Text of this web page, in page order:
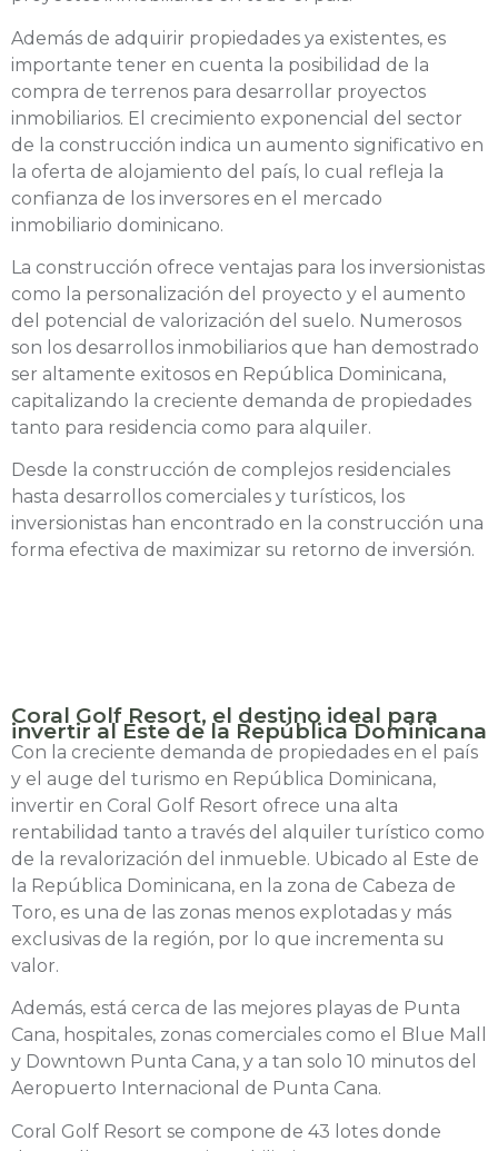
Además de adquirir propiedades ya existentes, es
importante tener en cuenta la posibilidad de la
compra de terrenos para desarrollar proyectos
inmobiliarios. El crecimiento exponencial del sector
de la construcción indica un aumento significativo en
la oferta de alojamiento del país, lo cual refleja la
confianza de los inversores en el mercado
inmobiliario dominicano.
La construcción ofrece ventajas para los inversionistas
como la personalización del proyecto y el aumento
del potencial de valorización del suelo. Numerosos
son los desarrollos inmobiliarios que han demostrado
ser altamente exitosos en República Dominicana,
capitalizando la creciente demanda de propiedades
tanto para residencia como para alquiler.
Desde la construcción de complejos residenciales
hasta desarrollos comerciales y turísticos, los
inversionistas han encontrado en la construcción una
forma efectiva de maximizar su retorno de inversión.
Coral Golf Resort, el destino ideal para
invertir al Este de la República Dominicana
Con la creciente demanda de propiedades en el país
y el auge del turismo en República Dominicana,
invertir en Coral Golf Resort ofrece una alta
rentabilidad tanto a través del alquiler turístico como
de la revalorización del inmueble. Ubicado al Este de
la República Dominicana, en la zona de Cabeza de
Toro, es una de las zonas menos explotadas y más
exclusivas de la región, por lo que incrementa su
valor.
Además, está cerca de las mejores playas de Punta
Cana, hospitales, zonas comerciales como el Blue Mall
y Downtown Punta Cana, y a tan solo 10 minutos del
Aeropuerto Internacional de Punta Cana.
Coral Golf Resort se compone de 43 lotes donde